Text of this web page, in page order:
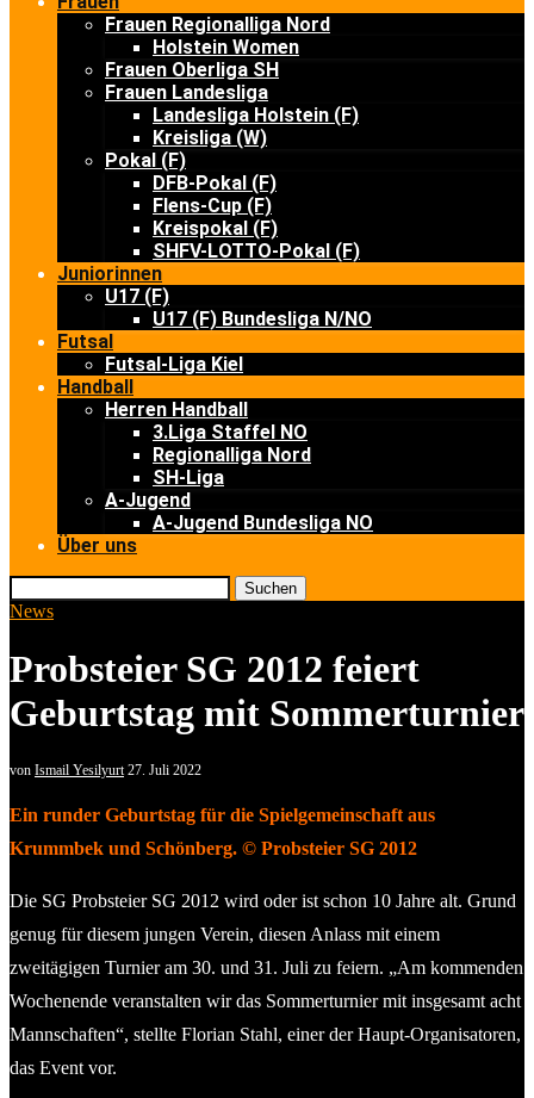
Frauen Regionalliga Nord
Holstein Women
Frauen Oberliga SH
Frauen Landesliga
Landesliga Holstein (F)
Kreisliga (W)
Pokal (F)
DFB-Pokal (F)
Flens-Cup (F)
Kreispokal (F)
SHFV-LOTTO-Pokal (F)
Juniorinnen
U17 (F)
U17 (F) Bundesliga N/NO
Futsal
Futsal-Liga Kiel
Handball
Herren Handball
3.Liga Staffel NO
Regionalliga Nord
SH-Liga
A-Jugend
A-Jugend Bundesliga NO
Über uns
Suchen
News
Probsteier SG 2012 feiert
Geburtstag mit Sommerturnier
von Ismail Yesilyurt 27. Juli 2022
Ein runder Geburtstag für die Spielgemeinschaft aus
Krummbek und Schönberg. © Probsteier SG 2012
Die SG Probsteier SG 2012 wird oder ist schon 10 Jahre alt. Grund
genug für diesem jungen Verein, diesen Anlass mit einem
zweitägigen Turnier am 30. und 31. Juli zu feiern. „Am kommenden
Wochenende veranstalten wir das Sommerturnier mit insgesamt acht
Mannschaften“, stellte Florian Stahl, einer der Haupt-Organisatoren,
das Event vor.